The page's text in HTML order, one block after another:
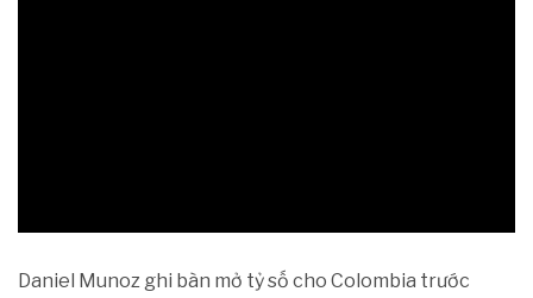
Daniel Munoz ghi bàn mở tỷ số cho Colombia trước